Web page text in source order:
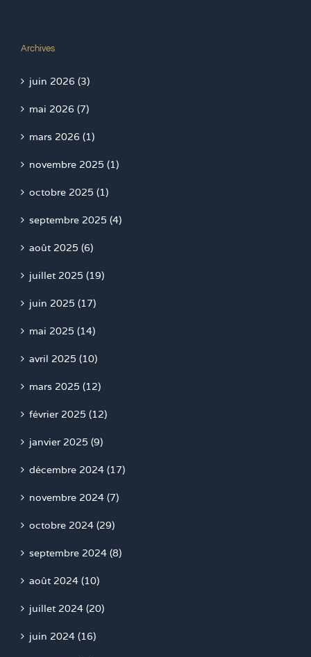
Archives
juin 2026 (3)
mai 2026 (7)
mars 2026 (1)
novembre 2025 (1)
octobre 2025 (1)
septembre 2025 (4)
août 2025 (6)
juillet 2025 (19)
juin 2025 (17)
mai 2025 (14)
avril 2025 (10)
mars 2025 (12)
février 2025 (12)
janvier 2025 (9)
décembre 2024 (17)
novembre 2024 (7)
octobre 2024 (29)
septembre 2024 (8)
août 2024 (10)
juillet 2024 (20)
juin 2024 (16)